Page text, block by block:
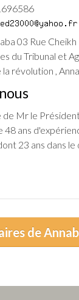
03 Rue Cheikh
du Tribunal et
révolution ,
Mr le
48 ans
23 ans dans le
de